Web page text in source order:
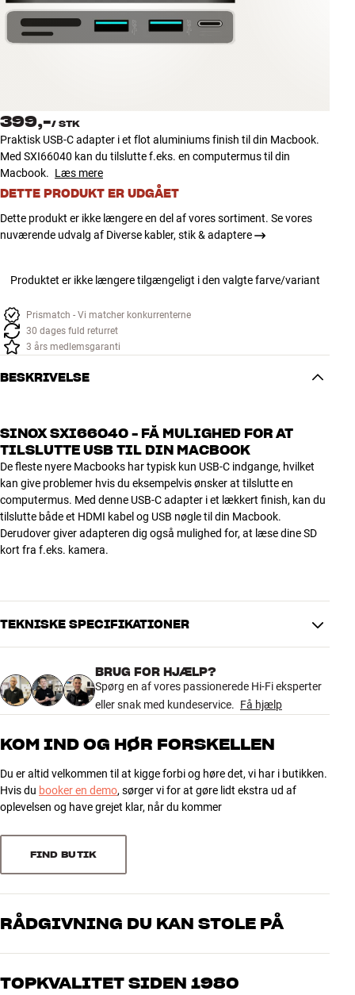
Tilbehør
NYHEDER
TILBUD
Find Butik
Kundeservice
Byg med Lyd
399,-/ STK
Praktisk USB-C adapter i et flot aluminiums finish til din Macbook.
Med SXI66040 kan du tilslutte f.eks. en computermus til din
Macbook. Læs mere
DETTE PRODUKT ER UDGÅET
Dette produkt er ikke længere en del af vores sortiment. Se vores
nuværende udvalg af Diverse kabler, stik & adaptere
Produktet er ikke længere tilgængeligt i den valgte farve/variant
Prismatch - Vi matcher konkurrenterne
30 dages fuld returret
3 års medlemsgaranti
BESKRIVELSE
SINOX SXI66040 - FÅ MULIGHED FOR AT
TILSLUTTE USB TIL DIN MACBOOK
De fleste nyere Macbooks har typisk kun USB-C indgange, hvilket
kan give problemer hvis du eksempelvis ønsker at tilslutte en
computermus. Med denne USB-C adapter i et lækkert finish, kan du
tilslutte både et HDMI kabel og USB nøgle til din Macbook.
Derudover giver adapteren dig også mulighed for, at læse dine SD
kort fra f.eks. kamera.
TEKNISKE SPECIFIKATIONER
DIMENSIONER OG DESIGN
Farve
Grå
Vægt (kg)
0,08
Vægt emballage (kg)
12 x 3 x 22 cm (bredde x højde x
dybde)
GENERELLE EGENSKABER
Lækker Alu. Finish
1 x Kort læser til SD/TF
BRUG FOR HJÆLP?
Spørg en af vores passionerede Hi-Fi eksperter
eller snak med kundeservice. Få hjælp
KOM IND OG HØR FORSKELLEN
Du er altid velkommen til at kigge forbi og høre det, vi har i butikken.
Hvis du booker en demo, sørger vi for at gøre lidt ekstra ud af
oplevelsen og have grejet klar, når du kommer
FIND BUTIK
RÅDGIVNING DU KAN STOLE PÅ
Vores medarbejdere er ægte entusiaster, som kender produkterne
os, hvad du drømmer om – så finder vi den løsning, der passer
TOPKVALITET SIDEN 1980